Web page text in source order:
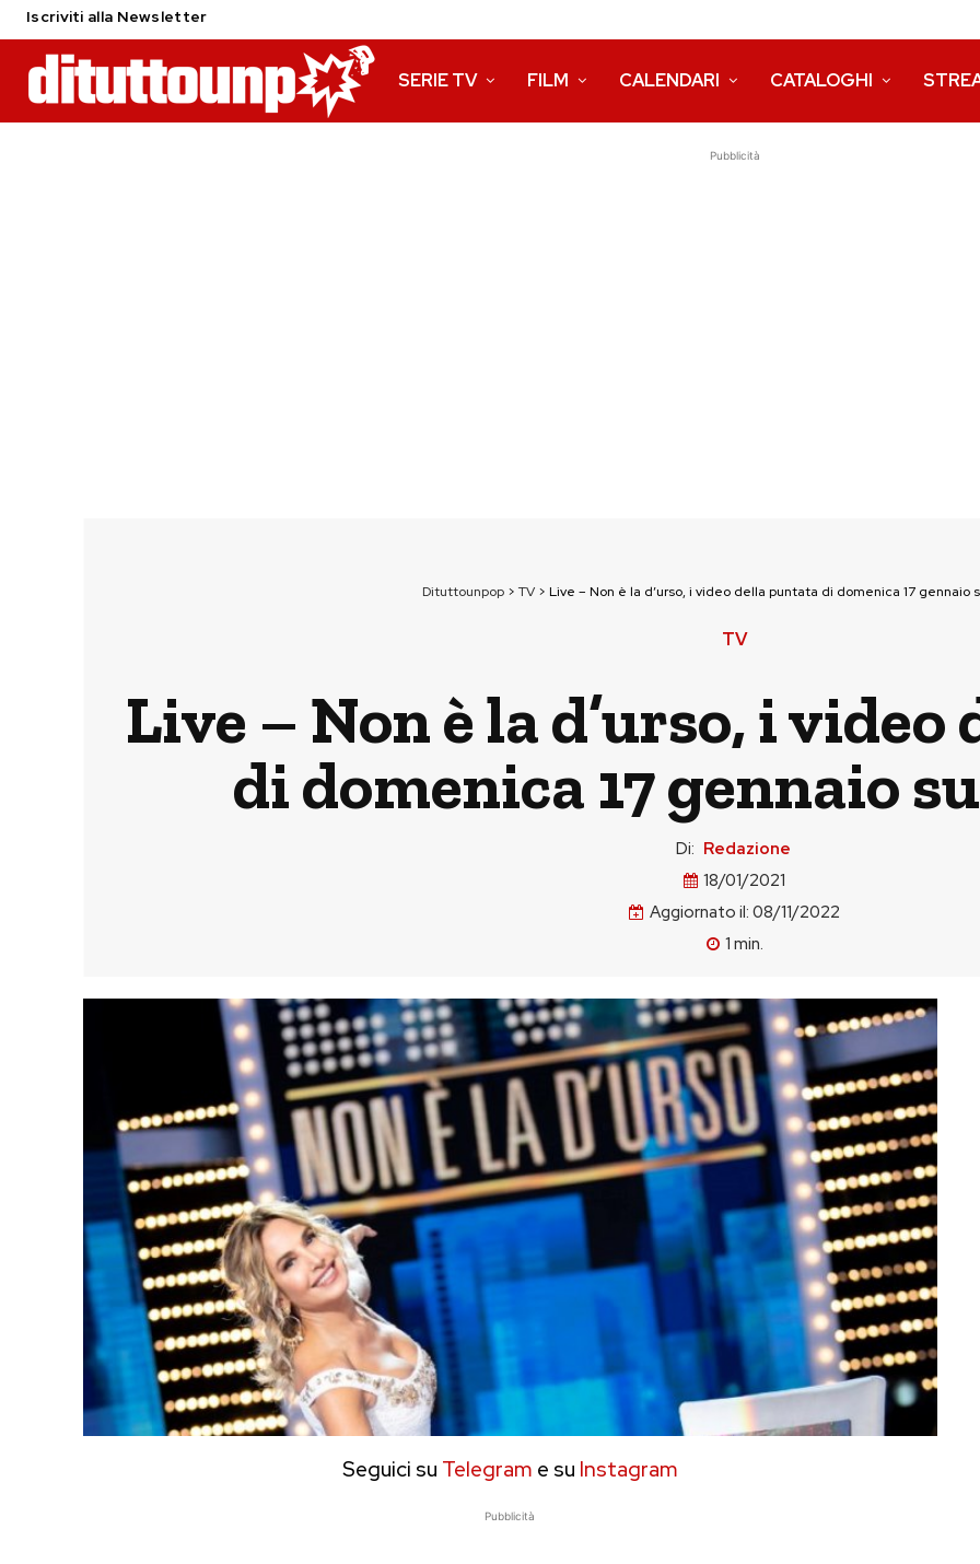
Iscriviti alla Newsletter
SERIE TV FILM CALENDARI CATALOGHI
Pubblicità
Dituttounpop > TV > Live – Non è la d’urso, i video della puntata di domenica 17 gennaio
TV
Live – Non è la d’urso, i
di domenica 17 gennaio
Di: Redazione
18/01/2021
Aggiornato il: 08/11/2022
1 min.
Seguici su Telegram e su Instagram
Pubblicità